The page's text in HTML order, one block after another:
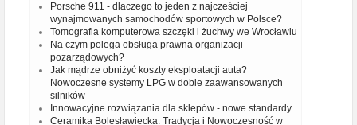
Porsche 911 - dlaczego to jeden z najcześciej
wynajmowanych samochodów sportowych w Polsce?
Tomografia komputerowa szczęki i żuchwy we Wrocławiu
Na czym polega obsługa prawna organizacji
pozarządowych?
Jak mądrze obniżyć koszty eksploatacji auta?
Nowoczesne systemy LPG w dobie zaawansowanych
silników
Innowacyjne rozwiązania dla sklepów - nowe standardy
Ceramika Bolesławiecka: Tradycja i Nowoczesność w